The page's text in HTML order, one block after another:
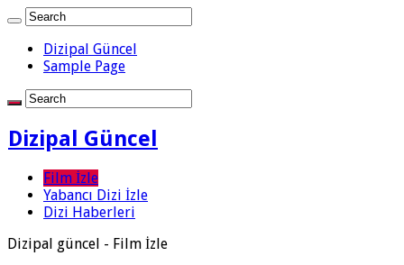
Dizipal Güncel
Sample Page
Dizipal Güncel
Film İzle
Yabancı Dizi İzle
Dizi Haberleri
Dizipal güncel - Film İzle